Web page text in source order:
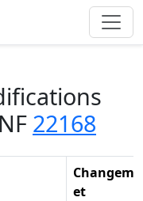
22168
et